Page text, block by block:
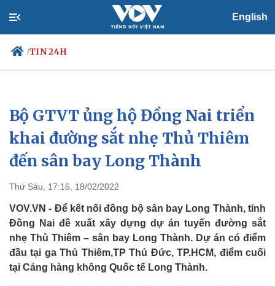
English
/TIN 24H
Chính trị
Đảng
Tổ chức nhân sự
Quốc hội
Xã hội
Tin 24h
Dự báo thời tiết
Giáo dục
Bộ GTVT ủng hộ Đồng Nai triển
khai đường sắt nhẹ Thủ Thiêm
đến sân bay Long Thành
Thứ Sáu, 17:16, 18/02/2022
VOV.VN - Để kết nối đồng bộ sân bay Long Thành, tỉnh
Đồng Nai đề xuất xây dựng dự án tuyến đường sắt
nhẹ Thủ Thiêm – sân bay Long Thành. Dự án có điểm
đầu tại ga Thủ Thiêm,TP Thủ Đức, TP.HCM, điểm cuối
tại Cảng hàng không Quốc tế Long Thành.